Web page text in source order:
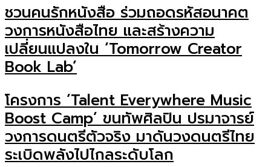
ชวนคนรักหนังสือ ร่วมถอดรหัสอนาคต
วงการหนังสือไทย และสร้างความ
เปลี่ยนแปลงใน ‘Tomorrow Creator
Book Lab’
โครงการ ‘Talent Everywhere Music
Boost Camp’ ขนทัพศิลปิน ปรมาจารย์
วงการดนตรีตัวจริง มาดันวงดนตรีไทย
ระเบิดพลังไปไกลระดับโลก